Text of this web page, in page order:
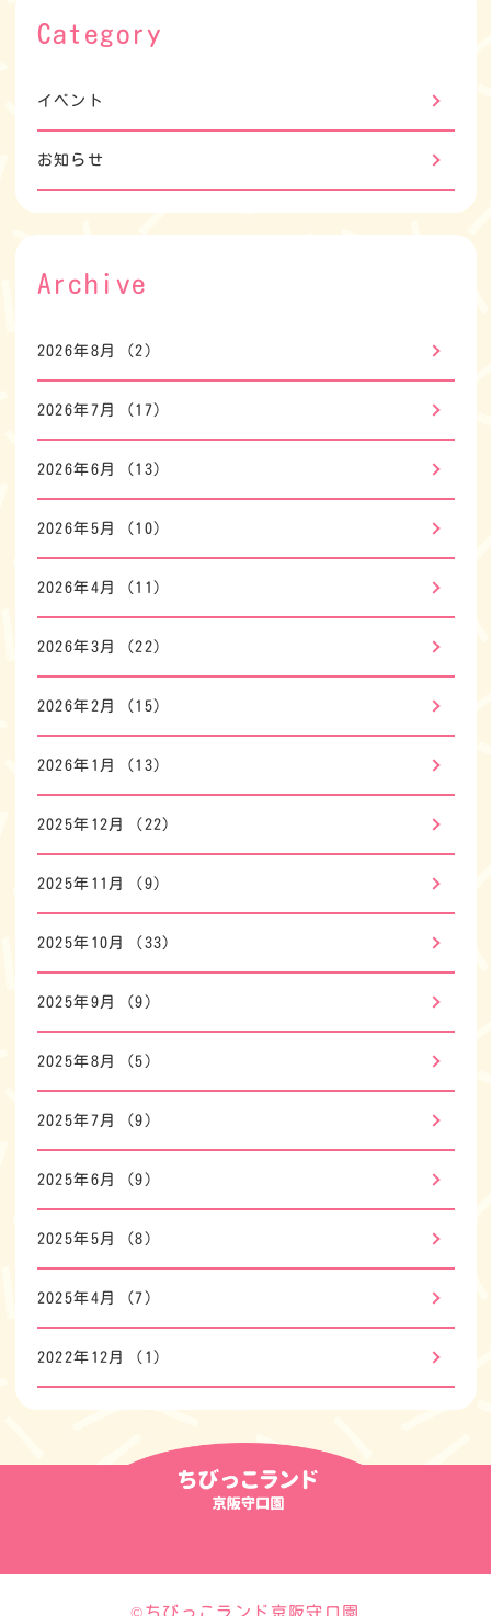
Category
イベント
お知らせ
Archive
2026年8月 (2)
2026年7月 (17)
2026年6月 (13)
2026年5月 (10)
2026年4月 (11)
2026年3月 (22)
2026年2月 (15)
2026年1月 (13)
2025年12月 (22)
2025年11月 (9)
2025年10月 (33)
2025年9月 (9)
2025年8月 (5)
2025年7月 (9)
2025年6月 (9)
2025年5月 (8)
2025年4月 (7)
2022年12月 (1)
©ちびっこランド京阪守口園